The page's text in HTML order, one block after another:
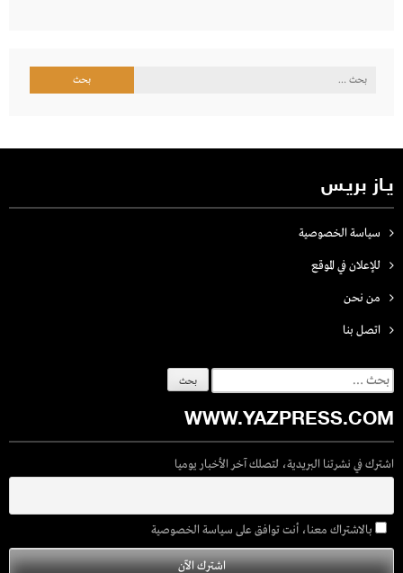
البحث
يـاز بريـس
سياسة الخصوصية
للإعلان في الموقع
من نحن
اتصل بنـا
البحث
عن:
WWW.YAZPRESS.COM
اشترك في نشرتنا البريدية، لتصلك آخر الأخبار يوميا
بالاشتراك معنا، أنت توافق على سياسة الخصوصية